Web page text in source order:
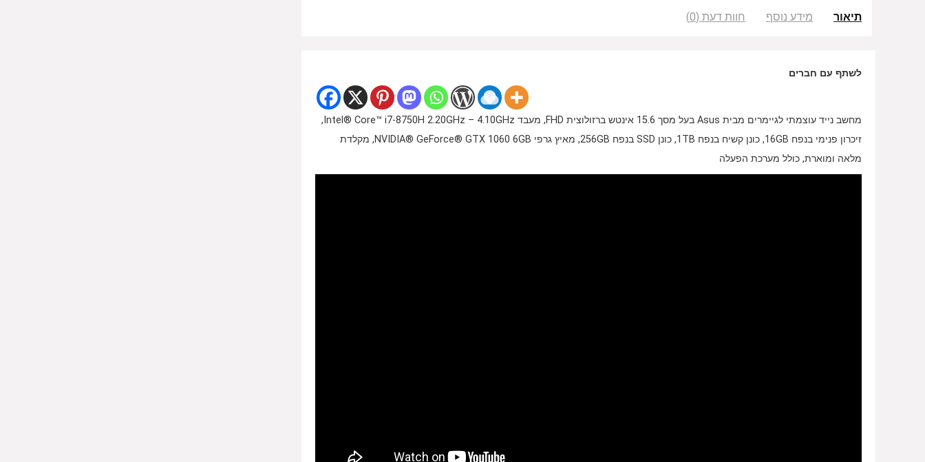
תיאור מידע נוסף חוות דעת (0)
לשתף עם חברים
מחשב נייד עוצמתי לגיימרים מבית Asus בעל מסך 15.6 אינטש ברזולוצית FHD, מעבד Intel® Core™ i7-8750H 2.20GHz – 4.10GHz,
זיכרון פנימי בנפח 16GB, כונן קשיח בנפח 1TB, כונן SSD בנפח 256GB, מאיץ גרפי NVIDIA® GeForce® GTX 1060 6GB, מקלדת
מלאה ומוארת, כולל מערכת הפעלה